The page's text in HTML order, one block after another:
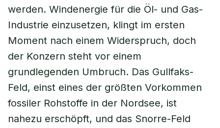
werden. Windenergie für die Öl- und Gas-
Industrie einzusetzen, klingt im ersten
Moment nach einem Widerspruch, doch
der Konzern steht vor einem
grundlegenden Umbruch. Das Gullfaks-
Feld, einst eines der größten Vorkommen
fossiler Rohstoffe in der Nordsee, ist
nahezu erschöpft, und das Snorre-Feld